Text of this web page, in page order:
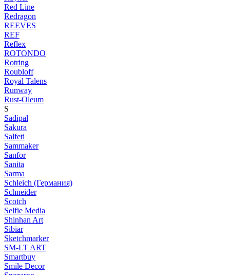
Red Line
Redragon
REEVES
REF
Reflex
ROTONDO
Rotring
Roubloff
Royal Talens
Runway
Rust-Oleum
S
Sadipal
Sakura
Salfeti
Sammaker
Sanfor
Sanita
Sarma
Schleich (Германия)
Schneider
Scotch
Selfie Media
Shinhan Art
Sibiar
Sketchmarker
SM-LT ART
Smartbuy
Smile Decor